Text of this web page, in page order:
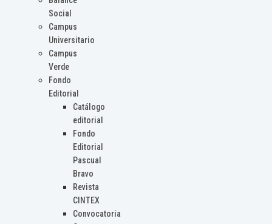
Social
Campus
Universitario
Campus
Verde
Fondo
Editorial
Catálogo
editorial
Fondo
Editorial
Pascual
Bravo
Revista
CINTEX
Convocatoria